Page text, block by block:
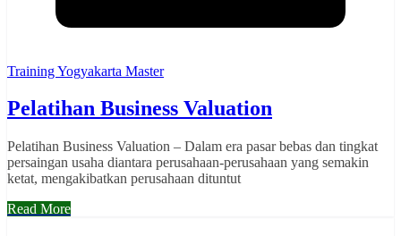
Training Yogyakarta Master
Pelatihan Business Valuation
Pelatihan Business Valuation – Dalam era pasar bebas dan tingkat
persaingan usaha diantara perusahaan-perusahaan yang semakin
ketat, mengakibatkan perusahaan dituntut
Read More